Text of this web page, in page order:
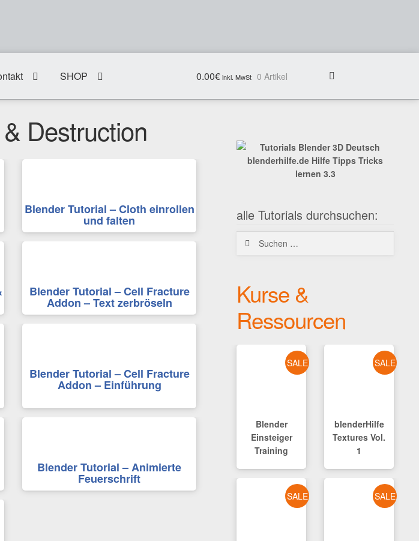
SHOP 0.00€ 0 Artikel
Destruction
Blender Tutorial – Cloth einrollen
und falten
Blender Tutorial – Cell Fracture
Addon – Text zerbröseln
Blender Tutorial – Cell Fracture
Addon – Einführung
Blender Tutorial – Animierte
Feuerschrift
alle Tutorials durchsuchen:
Suchen
Kurse &
Ressourcen
SALE
Blender
Einsteiger
Training
SALE
blenderHilfe
Textures Vol.
1
SALE SALE